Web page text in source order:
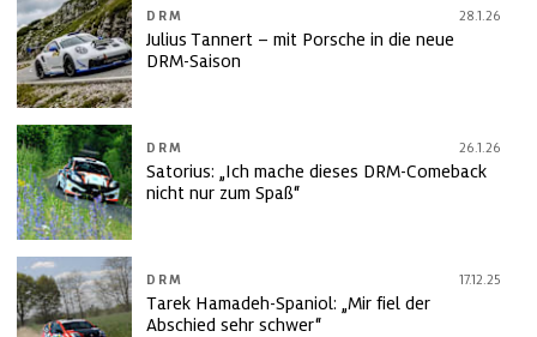
DRM 28.1.26
Julius Tannert – mit Porsche in die neue
DRM-Saison
DRM 26.1.26
Satorius: „Ich mache dieses DRM-Comeback
nicht nur zum Spaß“
DRM 17.12.25
Tarek Hamadeh-Spaniol: „Mir fiel der
Abschied sehr schwer“